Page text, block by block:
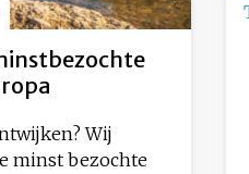
Wij
minst bezochte